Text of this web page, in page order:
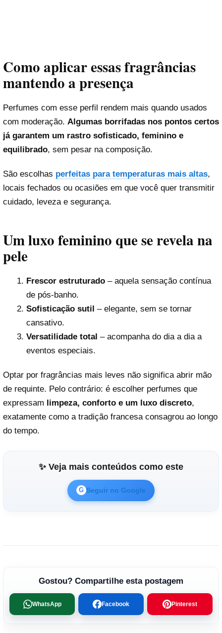
Como aplicar essas fragrâncias
mantendo a presença
Perfumes com esse perfil rendem mais quando usados
com moderação. Algumas borrifadas nos pontos certos
já garantem um rastro sofisticado, feminino e
equilibrado, sem pesar na composição.
São escolhas perfeitas para temperaturas mais altas,
locais fechados ou ocasiões em que você quer transmitir
cuidado, leveza e segurança.
Um luxo feminino que se revela na
pele
Frescor estruturado– aquela sensação contínua
de pós-banho.
Sofisticação sutil – elegante, sem se tornar
cansativo.
Versatilidade total – acompanha do dia a dia a
eventos especiais.
Optar por fragrâncias mais leves não significa abrir mão
de requinte. Pelo contrário: é escolher perfumes que
expressam limpeza, conforto e um luxo discreto,
exatamente como a tradição francesa consagrou ao longo
do tempo.
✨ Veja mais conteúdos como este
G Seguir no Google
Gostou? Compartilhe esta postagem
WhatsApp Facebook Pinterest